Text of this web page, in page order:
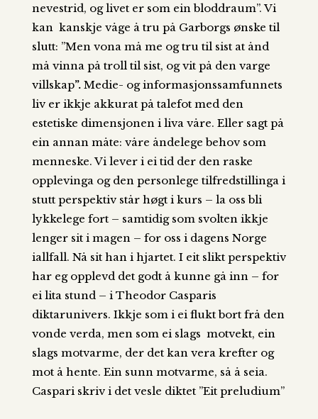
nevestrid, og livet er som ein bloddraum”. Vi
kan kanskje våge å tru på Garborgs ønske til
slutt: ”Men vona må me og tru til sist at ånd
må vinna på troll til sist, og vit på den varge
villskap”. Medie- og informasjonssamfunnets
liv er ikkje akkurat på talefot med den
estetiske dimensjonen i liva våre. Eller sagt på
ein annan måte: våre åndelege behov som
menneske. Vi lever i ei tid der den raske
opplevinga og den personlege tilfredstillinga i
stutt perspektiv står høgt i kurs – la oss bli
lykkelege fort – samtidig som svolten ikkje
lenger sit i magen – for oss i dagens Norge
iallfall. Nå sit han i hjartet. I eit slikt perspektiv
har eg opplevd det godt å kunne gå inn – for
ei lita stund – i Theodor Casparis
diktarunivers. Ikkje som i ei flukt bort frå den
vonde verda, men som ei slags motvekt, ein
slags motvarme, der det kan vera krefter og
mot å hente. Ein sunn motvarme, så å seia.
Caspari skriv i det vesle diktet ”Eit preludium”